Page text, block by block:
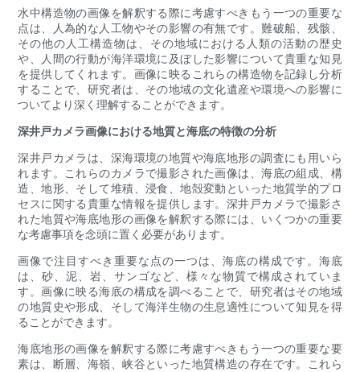
水中構造物の画像を解釈する際に考慮すべきもう一つの重要な
点は、人為的な人工物やその影響の有無です。難破船、残骸、
その他の人工構造物は、その地域における人類の活動の歴史
や、人間の行動が海洋環境に及ぼした影響について貴重な知見
を提供してくれます。画像に映るこれらの構造物を記録し分析
することで、研究者は、その地域の文化遺産や環境への影響に
ついてより深く理解することができます。
深井戸カメラ画像における地質と海底の特徴の分析
深井戸カメラは、深海環境の地質や海底地形の調査にも用いら
れます。これらのカメラで撮影された画像は、海底の組成、構
造、地形、そして堆積、浸食、地殻変動といった地質学的プロ
セスに関する貴重な情報を提供します。深井戸カメラで撮影さ
れた地質や海底地形の画像を解釈する際には、いくつかの重要
な考慮事項を念頭に置く必要があります。
画像で注目すべき重要な点の一つは、海底の構成です。海底
は、砂、泥、岩、サンゴなど、様々な物質で構成されていま
す。画像に映る海底の構成を調べることで、研究者はその地域
の地質史や形成、そして海洋生物の生息適性について知見を得
ることができます。
海底地形の画像を解釈する際に考慮すべきもう一つの重要な要
素は、断層、海嶺、峡谷といった地質構造の存在です。これら